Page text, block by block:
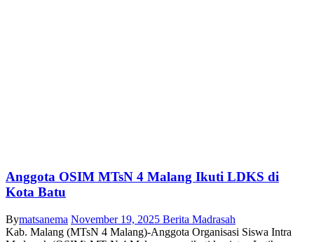
Anggota OSIM MTsN 4 Malang Ikuti LDKS di
Kota Batu
Bymatsanema November 19, 2025 Berita Madrasah
Kab. Malang (MTsN 4 Malang)-Anggota Organisasi Siswa Intra